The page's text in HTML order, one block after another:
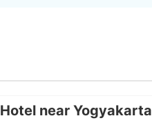
Hotel near Yogyakarta